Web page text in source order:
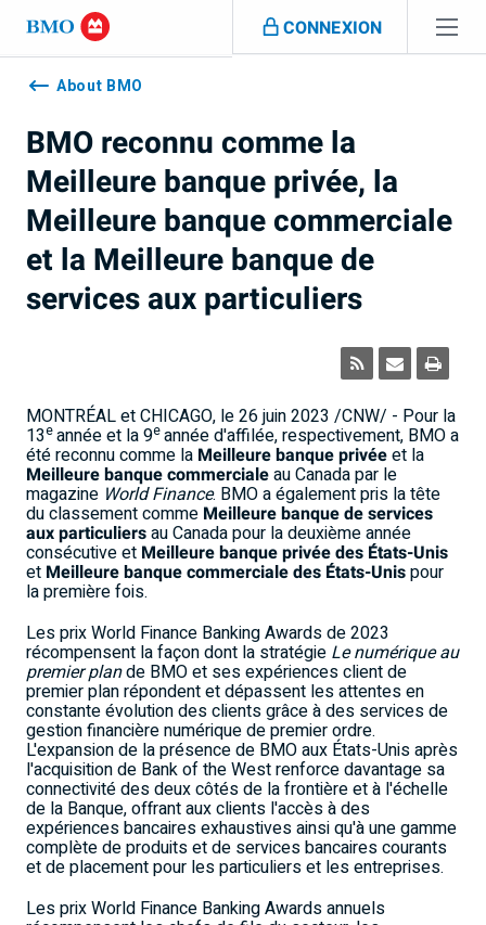
Sauter la navigation
CONNEXION
Navigation
skippedAbout BMO
BMO reconnu comme la
Meilleure banque privée, la
Meilleure banque commerciale
et la Meilleure banque de
services aux particuliers
MONTRÉAL etCHICAGO, le 26 juin 2023 /CNW/ - Pour la
13eannée et la 9eannée d'affilée, respectivement, BMO a
été reconnu comme la Meilleure banque privéeet la
Meilleure banque commercialeauCanadapar le
magazine World Finance. BMO a également pris la tête
du classement comme Meilleure banque de services
aux particuliersauCanadapour la deuxième année
consécutive et Meilleure banque privée des États-Unis
et Meilleure banque commerciale des États-Unispour
la première fois.
Les prix World Finance Banking Awards de 2023
récompensent la façon dont la stratégie Le numérique au
premier plande BMO et ses expériences client de
premier plan répondent et dépassent les attentes en
constante évolution des clients grâce à des services de
gestion financière numérique de premier ordre.
L'expansion de la présence de BMO aux États-Unis après
l'acquisition de Bank of the West renforce davantage sa
connectivité des deux côtés de la frontière et à l'échelle
de la Banque, offrant aux clients l'accès à des
expériences bancaires exhaustives ainsi qu'à une gamme
complète de produits et de services bancaires courants
et de placement pour les particuliers et les entreprises.
Les prix World Finance Banking Awards annuels